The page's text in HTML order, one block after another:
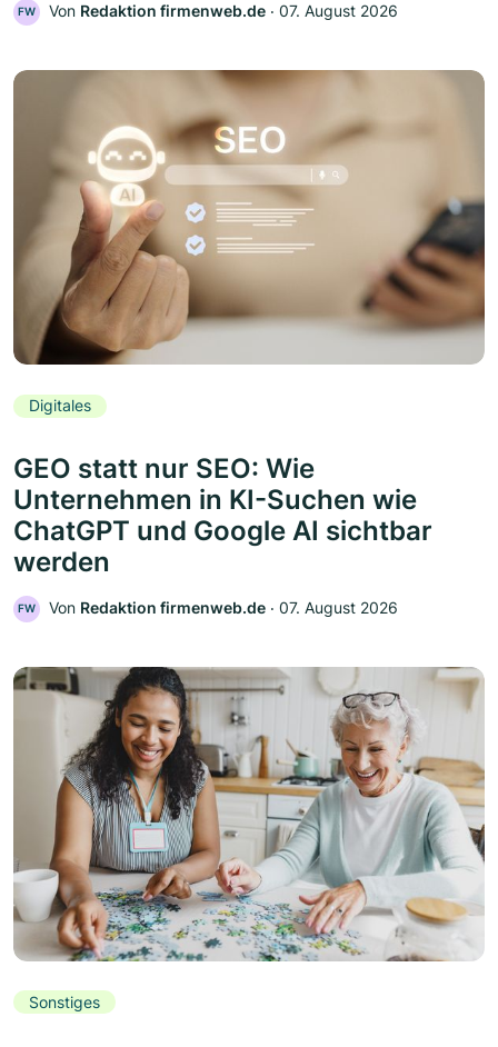
FW Von Redaktion firmenweb.de ‧ 07. August 2026
Digitales
GEO statt nur SEO: Wie
Unternehmen in KI-Suchen wie
ChatGPT und Google AI sichtbar
werden
FW Von Redaktion firmenweb.de ‧ 07. August 2026
Sonstiges